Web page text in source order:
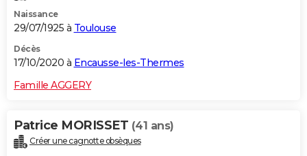
Naissance
29/07/1925 à Toulouse
Décès
17/10/2020 à Encausse-les-Thermes
Famille AGGERY
Patrice MORISSET (41 ans)
Créer une cagnotte obsèques